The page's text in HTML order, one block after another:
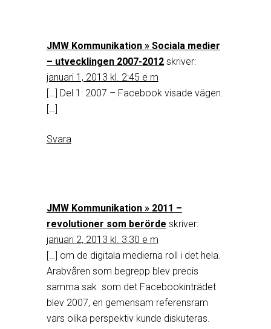
JMW Kommunikation » Sociala medier
– utvecklingen 2007-2012 skriver:
januari 1, 2013 kl. 2:45 e m
[…] Del 1: 2007 – Facebook visade vägen.
[…]
Svara
JMW Kommunikation » 2011 –
revolutioner som berörde skriver:
januari 2, 2013 kl. 3:30 e m
[…] om de digitala medierna roll i det hela.
Arabvåren som begrepp blev precis
samma sak som det Facebookinträdet
blev 2007, en gemensam referensram
vars olika perspektiv kunde diskuteras.